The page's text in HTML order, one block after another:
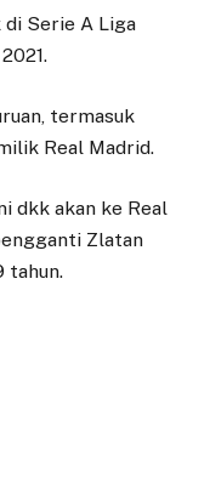
Serie A Liga
termasuk
Real Madrid.
dkk akan ke Real
Zlatan
tahun.